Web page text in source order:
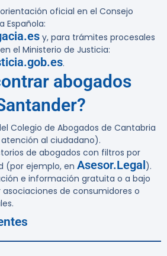
oficial en el Consejo
Española:
y, para trámites procesales
el Ministerio de Justicia:
.
abogados
Colegio de Abogados de Cantabria
al ciudadano).
de abogados con filtros por
(por ejemplo, en Asesor.Legal).
e información gratuita o a bajo
de consumidores o